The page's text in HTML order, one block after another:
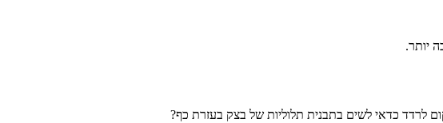
יותר.
לרדד כדאי לשים בתבנית תלוליות של בצק בעזרת כף?